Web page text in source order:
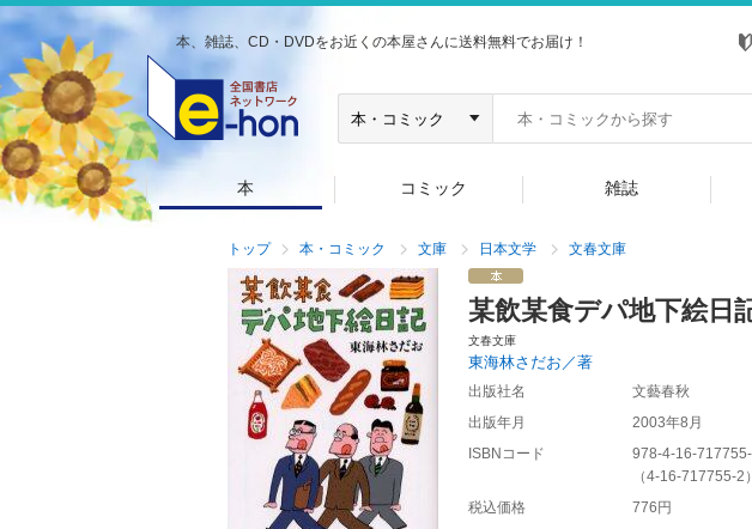
本、雑誌、CD・DVDをお近くの本屋さんに送料無料でお届け！
本 コミック 雑誌
トップ 本・コミック 文庫 日本文学 文春文庫
某飲某食デパ地下絵日
文春文庫
東海林さだお／著
出版社名
文藝春秋
出版年月
2003年8月
ISBNコード
978-4-16-
（4-16-717755-2 ）
税込価格
776円